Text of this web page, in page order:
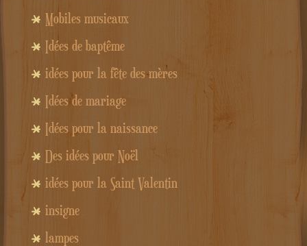
Mobiles musicaux
Idées de baptême
idées pour la fête des mères
Idées de mariage
Idées pour la naissance
Des idées pour Noël
idées pour la Saint Valentin
insigne
lampes